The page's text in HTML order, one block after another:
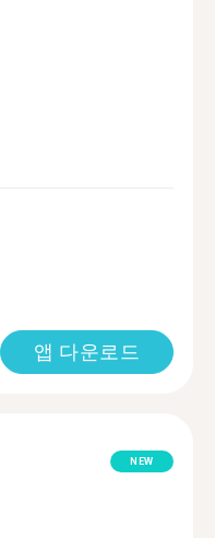
앱 다운로드
NEW